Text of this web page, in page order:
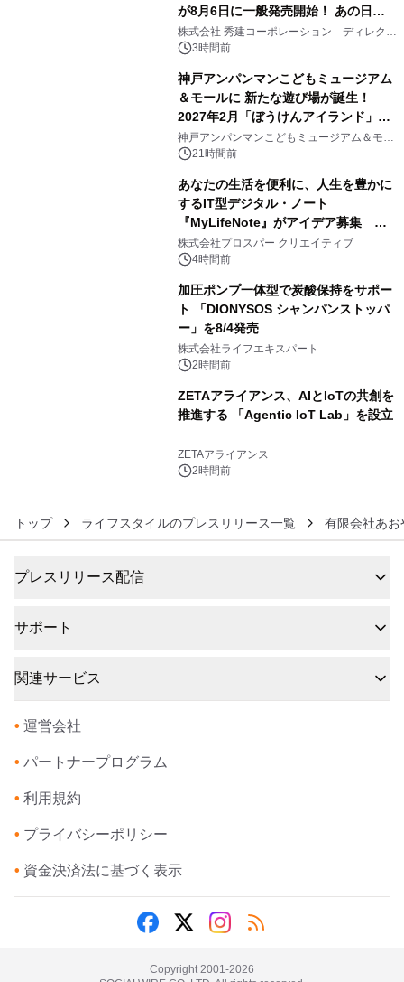
が8月6日に一般発売開始！ あの日の
大興奮が今甦る
株式会社 秀建コーポレーション ディレクト
アートギャラリー
3時間前
神戸アンパンマンこどもミュージアム
＆モールに 新たな遊び場が誕生！
2027年2月「ぼうけんアイランド」が
オープン
神戸アンパンマンこどもミュージアム＆モー
ル 21時間前
あなたの生活を便利に、人生を豊かに
するIT型デジタル・ノート
『MyLifeNote』がアイデア募集 優
秀賞100名に1年間無償試用
株式会社プロスパー クリエイティブ
4時間前
加圧ポンプ一体型で炭酸保持をサポー
ト 「DIONYSOS シャンパンストッパ
ー」を8/4発売
株式会社ライフエキスパート
2時間前
ZETAアライアンス、AIとIoTの共創を
推進する 「Agentic IoT Lab」を設立
ZETAアライアンス
2時間前
トップ ライフスタイルのプレスリリース一覧 有限会社あお
プレスリリース配信
サポート
関連サービス
• 運営会社
• パートナープログラム
• 利用規約
• プライバシーポリシー
• 資金決済法に基づく表示
Copyright 2001-2026